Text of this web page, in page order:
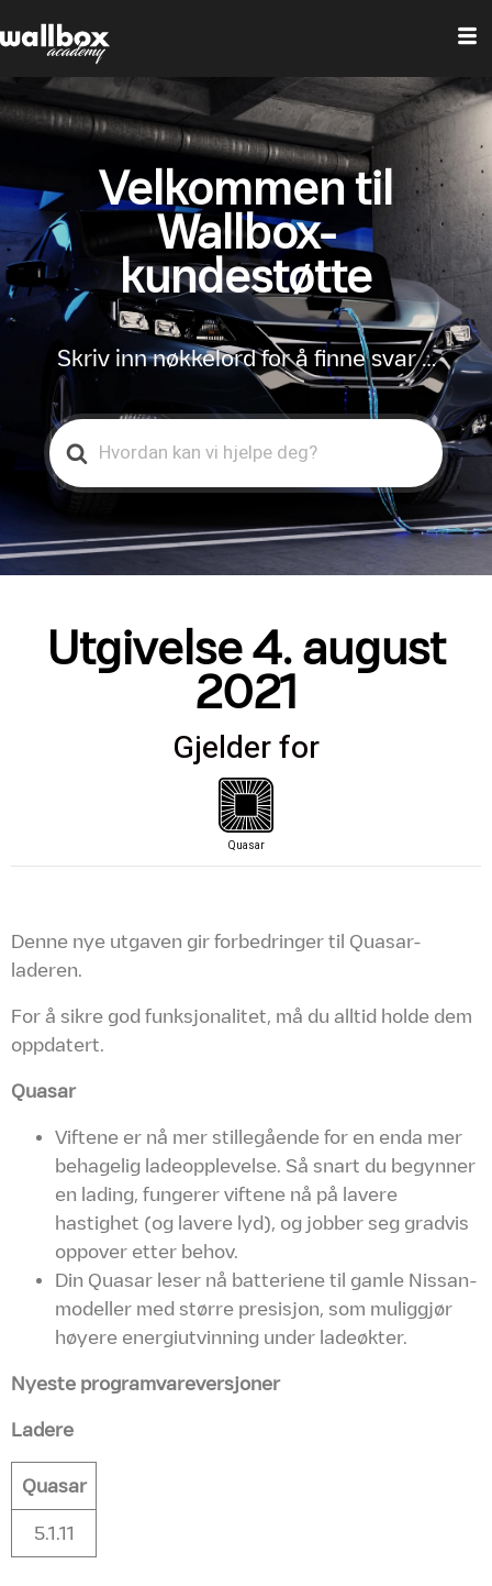
Velkommen til
Wallbox-
kundestøtte
Skriv inn nøkkelord for å finne svar …
Search
For
Utgivelse 4. august
2021
Gjelder for
Quasar
Denne nye utgaven gir forbedringer til Quasar-
laderen.
For å sikre god funksjonalitet, må du alltid holde dem
oppdatert.
Quasar
Viftene er nå mer stillegående for en enda mer
behagelig ladeopplevelse. Så snart du begynner
en lading, fungerer viftene nå på lavere
hastighet (og lavere lyd), og jobber seg gradvis
oppover etter behov.
Din Quasar leser nå batteriene til gamle Nissan-
modeller med større presisjon, som muliggjør
høyere energiutvinning under ladeøkter.
Nyeste programvareversjoner
Ladere
Quasar
5.1.11